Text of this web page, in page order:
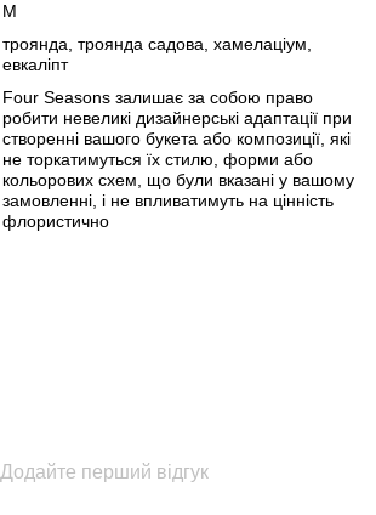
M
троянда, троянда садова, хамелаціум,
евкаліпт
Four Seasons залишає за собою право
робити невеликі дизайнерські адаптації при
створенні вашого букета або композиції, які
не торкатимуться їх стилю, форми або
кольорових схем, що були вказані у вашому
замовленні, і не впливатимуть на цінність
флористично
Додайте перший відгук